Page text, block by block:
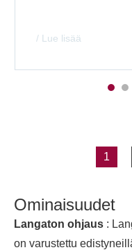
/ Lue lisää
1
Ominaisuudet
Langaton ohjaus :
on varustettu